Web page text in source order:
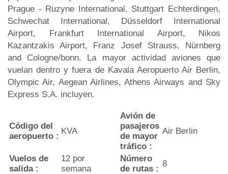
Prague - Ruzyne International, Stuttgart Echterdingen,
Schwechat International, Düsseldorf International
Airport, Frankfurt International Airport, Nikos
Kazantzakis Airport, Franz Josef Strauss, Nürnberg
and Cologne/bonn. La mayor actividad aviones que
vuelan dentro y fuera de Kavala Aeropuerto Air Berlin,
Olympic Air, Aegean Airlines, Athens Airways and Sky
Express S.A. incluyen.
Código del
aeropuerto :
KVA
Avión de
pasajeros
de mayor
tráfico :
Air Berlin
Vuelos de
salida :
12 por
semana
Número
de rutas :
8